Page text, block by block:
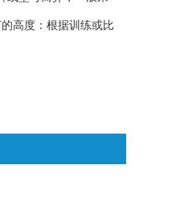
高度：根据训练或比